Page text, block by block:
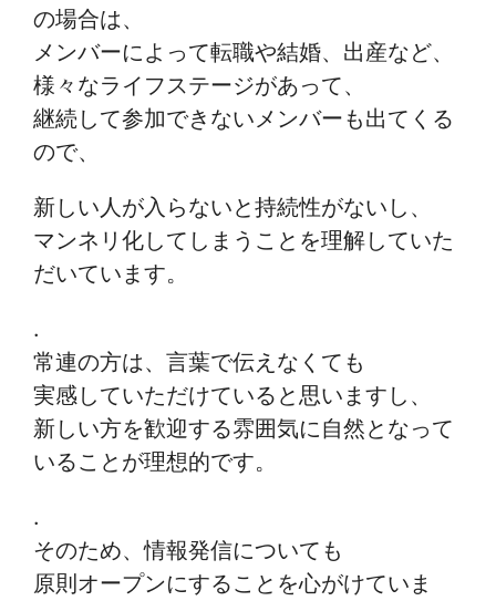
の場合は、
メンバーによって転職や結婚、出産など、
様々なライフステージがあって、
継続して参加できないメンバーも出てくる
ので、
新しい人が入らないと持続性がないし、
マンネリ化してしまうことを理解していた
だいています。
.
常連の方は、言葉で伝えなくても
実感していただけていると思いますし、
新しい方を歓迎する雰囲気に自然となって
いることが理想的です。
.
そのため、情報発信についても
原則オープンにすることを心がけていま